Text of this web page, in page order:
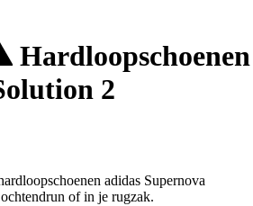
Hardloopschoenen
2
adidas Supernova
of in je rugzak.